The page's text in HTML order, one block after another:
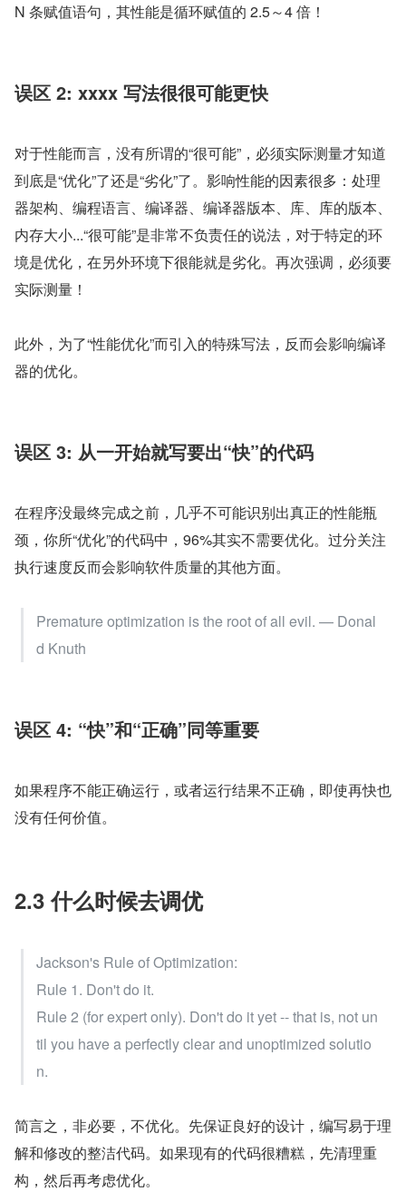
N 条赋值语句，其性能是循环赋值的 2.5～4 倍！
误区 2: xxxx 写法很很可能更快
对于性能而言，没有所谓的“很可能”，必须实际测量才知道
到底是“优化”了还是“劣化”了。影响性能的因素很多：处理
器架构、编程语言、编译器、编译器版本、库、库的版本、
内存大小...“很可能”是非常不负责任的说法，对于特定的环
境是优化，在另外环境下很能就是劣化。再次强调，必须要
实际测量！
此外，为了“性能优化”而引入的特殊写法，反而会影响编译
器的优化。
误区 3: 从一开始就写要出“快”的代码
在程序没最终完成之前，几乎不可能识别出真正的性能瓶
颈，你所“优化”的代码中，96%其实不需要优化。过分关注
执行速度反而会影响软件质量的其他方面。
Premature optimization is the root of all evil. — Donal
d Knuth
误区 4: “快”和“正确”同等重要
如果程序不能正确运行，或者运行结果不正确，即使再快也
没有任何价值。
2.3 什么时候去调优
Jackson's Rule of Optimization:
Rule 1. Don't do it.
Rule 2 (for expert only). Don't do it yet -- that is, not un
til you have a perfectly clear and unoptimized solutio
n.
简言之，非必要，不优化。先保证良好的设计，编写易于理
解和修改的整洁代码。如果现有的代码很糟糕，先清理重
构，然后再考虑优化。